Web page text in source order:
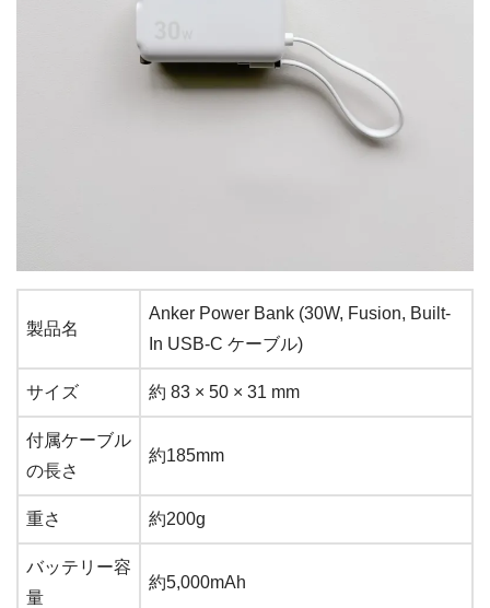
製品名
Anker Power Bank (30W, Fusion, Built-
In USB-C ケーブル)
サイズ 約 83 × 50 × 31 mm
付属ケーブル
の長さ
約185mm
重さ 約200g
バッテリー容
量
約5,000mAh